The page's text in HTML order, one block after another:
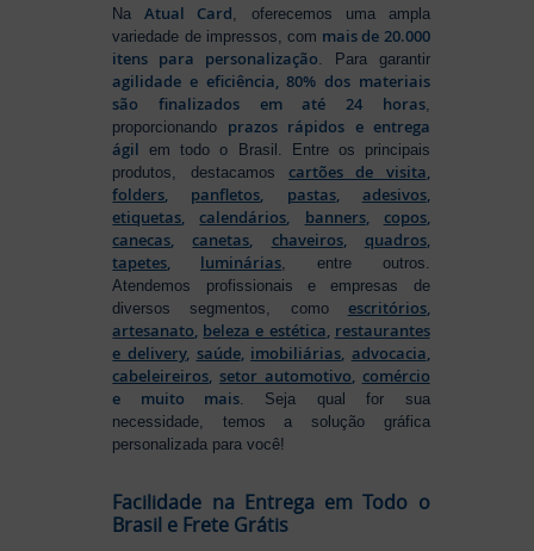
NaAtual Card , oferecemos uma ampla
variedade de impressos, com mais de 20.000
itens para personalização . Para garantir
agilidade e eficiência, 80% dos materiais
são finalizados em até 24 horas,
proporcionando prazos rápidos e entrega
ágil em todo o Brasil. Entre os principais
produtos, destacamos cartões de visita,
folders, panfletos, pastas, adesivos,
etiquetas,calendários, banners, copos,
canecas,canetas, chaveiros, quadros,
tapetes, luminárias , entre outros.
Atendemos profissionais e empresas de
diversos segmentos, como escritórios,
artesanato, beleza e estética, restaurantes
e delivery, saúde, imobiliárias, advocacia,
cabeleireiros, setor automotivo, comércio
e muito mais . Seja qual for sua
necessidade, temos a solução gráfica
personalizada para você!
Facilidade na Entrega em Todo o
Brasil e Frete Grátis